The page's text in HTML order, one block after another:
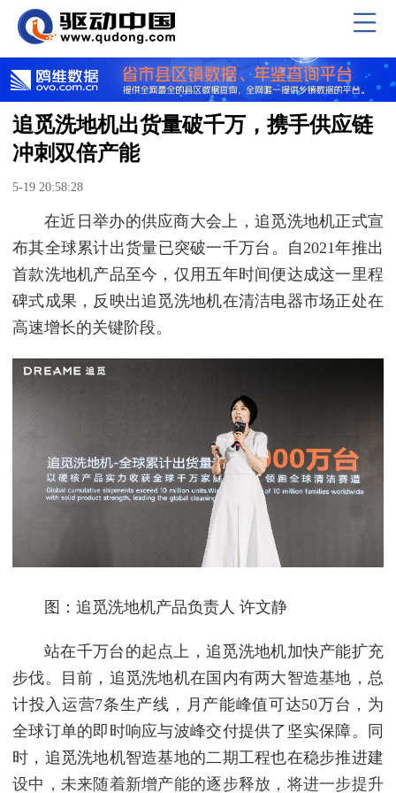
追觅洗地机出货量破千万，携手供应链
冲刺双倍产能
5-19 20:58:28
在近日举办的供应商大会上，追觅洗地机正式宣
布其全球累计出货量已突破一千万台。自2021年推出
首款洗地机产品至今，仅用五年时间便达成这一里程
碑式成果，反映出追觅洗地机在清洁电器市场正处在
高速增长的关键阶段。
图：追觅洗地机产品负责人 许文静
站在千万台的起点上，追觅洗地机加快产能扩充
步伐。目前，追觅洗地机在国内有两大智造基地，总
计投入运营7条生产线，月产能峰值可达50万台，为
全球订单的即时响应与波峰交付提供了坚实保障。同
时，追觅洗地机智造基地的二期工程也在稳步推进建
设中，未来随着新增产能的逐步释放，将进一步提升